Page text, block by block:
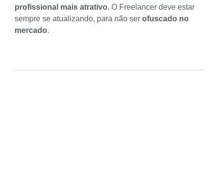
profissional mais atrativo. O Freelancer deve estar
sempre se atualizando, para não ser ofuscado no
mercado.